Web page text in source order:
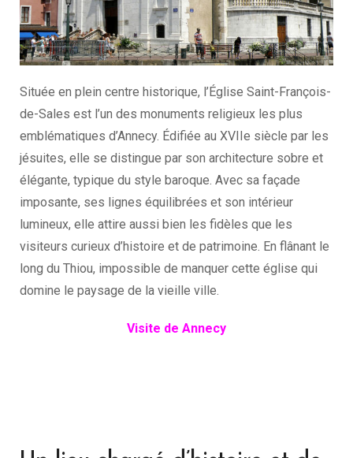
Située en plein centre historique, l’Église Saint-François-
de-Sales est l’un des monuments religieux les plus
emblématiques d’Annecy. Édifiée au XVIIe siècle par les
jésuites, elle se distingue par son architecture sobre et
élégante, typique du style baroque. Avec sa façade
imposante, ses lignes équilibrées et son intérieur
lumineux, elle attire aussi bien les fidèles que les
visiteurs curieux d’histoire et de patrimoine. En flânant le
long du Thiou, impossible de manquer cette église qui
domine le paysage de la vieille ville.
Visite de Annecy